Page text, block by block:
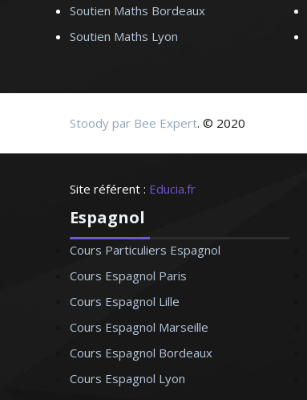
Soutien Maths Bordeaux
Soutien Maths Lyon
Stoody par Bee Expert. © 2020
Site référent : Educia.fr
Espagnol
Cours Particuliers Espagnol
Cours Espagnol Paris
Cours Espagnol Lille
Cours Espagnol Marseille
Cours Espagnol Bordeaux
Cours Espagnol Lyon